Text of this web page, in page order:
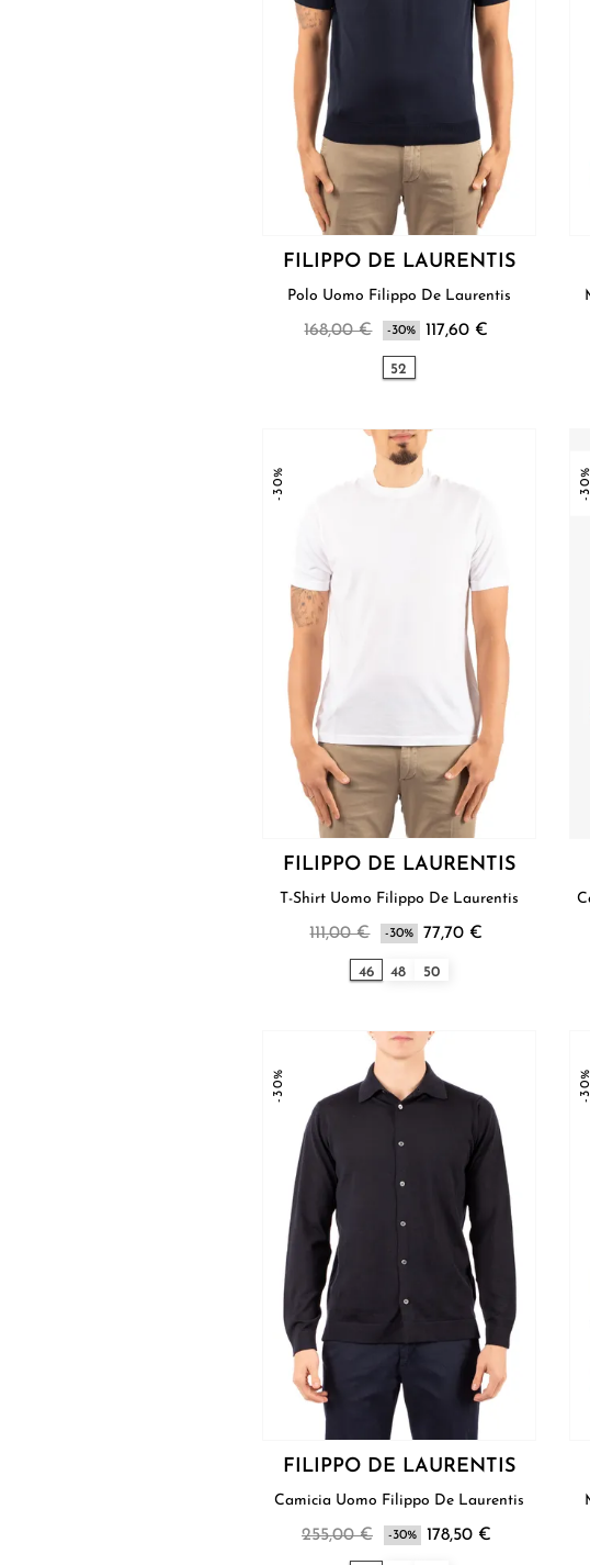
FILIPPO DE LAURENTIS
Polo Uomo Filippo De Laurentis
168,00 € -30% 117,60 €
52
-30%
FILIPPO DE LAURENTIS
T-Shirt Uomo Filippo De Laurentis
111,00 € -30% 77,70 €
46 48 50
-30%
-30%
FILIPPO DE LAURENTIS
Camicia Uomo Filippo De Laurentis
255,00 € -30% 178,50 €
-30%